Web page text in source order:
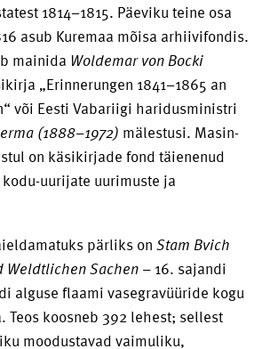
1814–1815. Päeviku teine osa
asub Kuremaa mõisa arhiivifondis.
mainida Woldemar von Bocki
„Erinnerungen 1841–1865 an
või Eesti Vabariigi haridusministri
(1888–1972) mälestusi. Masin-
on käsikirjade fond täienenud
uurijate uurimuste ja
pärliks on Stam Bvich
Weldtlichen Sachen – 16. sajandi
alguse flaami vasegravüüride kogu
Teos koosneb 392 lehest; sellest
moodustavad vaimuliku,